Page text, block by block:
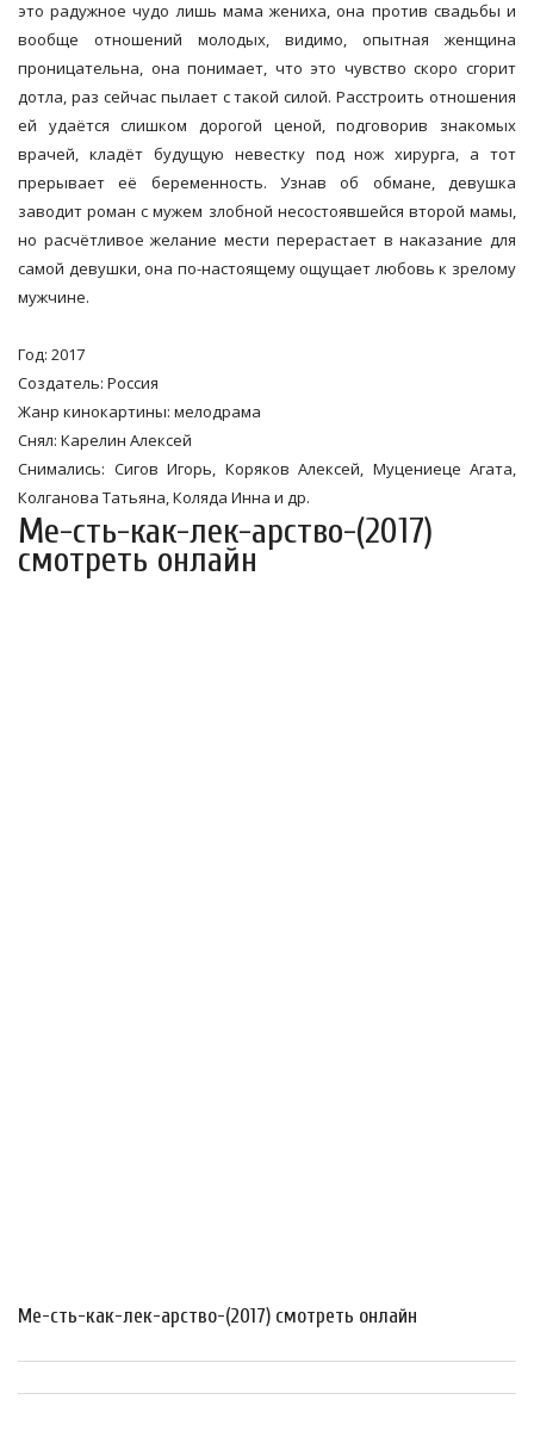
это радужное чудо лишь мама жениха, она против свадьбы и
вообще отношений молодых, видимо, опытная женщина
проницательна, она понимает, что это чувство скоро сгорит
дотла, раз сейчас пылает с такой силой. Расстроить отношения
ей удаётся слишком дорогой ценой, подговорив знакомых
врачей, кладёт будущую невестку под нож хирурга, а тот
прерывает её беременность. Узнав об обмане, девушка
заводит роман с мужем злобной несостоявшейся второй мамы,
но расчётливое желание мести перерастает в наказание для
самой девушки, она по-настоящему ощущает любовь к зрелому
мужчине.
Год: 2017
Создатель: Россия
Жанр кинокартины: мелодрама
Снял: Карелин Алексей
Снимались: Сигов Игорь, Коряков Алексей, Муцениеце Агата,
Колганова Татьяна, Коляда Инна и др.
Ме-сть-как-лек-арство-(2017)
смотреть онлайн
Ме-сть-как-лек-арство-(2017) смотреть онлайн